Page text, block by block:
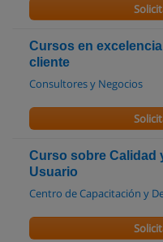
Cursos en
cliente
Consultores y Negocios
Curso sobre Calidad
Usuario
Centro de Capacitación y